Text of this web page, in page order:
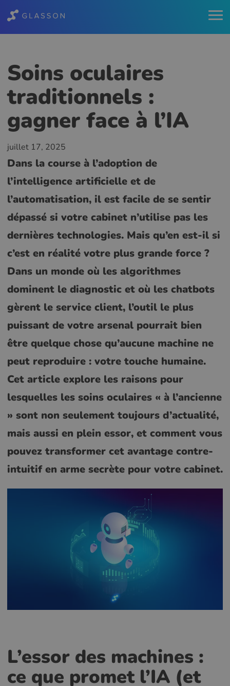
Soins oculaires
traditionnels :
gagner face à l’IA
juillet 17, 2025
Dans la course à l’adoption de
l’intelligence artificielle et de
l’automatisation, il est facile de se sentir
dépassé si votre cabinet n’utilise pas les
dernières technologies. Mais qu’en est-il si
c’est en réalité votre plus grande force ?
Dans un monde où les algorithmes
dominent le diagnostic et où les chatbots
gèrent le service client, l’outil le plus
puissant de votre arsenal pourrait bien
être quelque chose qu’aucune machine ne
peut reproduire : votre touche humaine.
Cet article explore les raisons pour
lesquelles les soins oculaires « à l’ancienne
» sont non seulement toujours d’actualité,
mais aussi en plein essor, et comment vous
pouvez transformer cet avantage contre-
intuitif en arme secrète pour votre cabinet.
L’essor des machines :
ce que promet l’IA (et